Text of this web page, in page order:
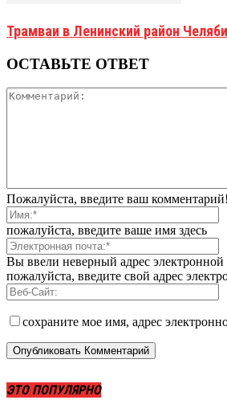
Трамваи в Ленинский район
ОСТАВЬТЕ ОТВЕТ
Пожалуйста, введите ваш комментарий!
пожалуйста, введите ваше имя здесь
Вы ввели неверный адрес
пожалуйста, введите свой адрес
сохраните мое имя, адрес
ЭТО ПОПУЛЯРНО